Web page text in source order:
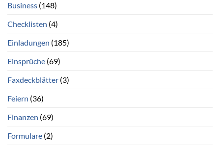
Business (148)
Checklisten (4)
Einladungen (185)
Einsprüche (69)
Faxdeckblätter (3)
Feiern (36)
Finanzen (69)
Formulare (2)